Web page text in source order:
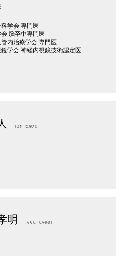
学会 専門医
脳卒中専門医
内治療学会 専門医
学会 神経内視鏡技術認定医
（せき なおひと）
明 （もりた たかあき）